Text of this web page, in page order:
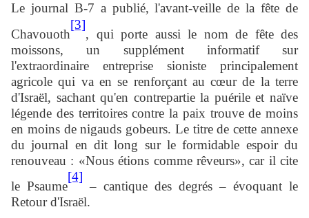
Le journal B-7 a publié, l'avant-veille de la fête de
Chavouoth
[3]
, qui porte aussi le nom de fête des
moissons, un supplément informatif sur
l'extraordinaire entreprise sioniste principalement
agricole qui va en se renforçant au cœur de la terre
d'Israël, sachant qu'en contrepartie la puérile et naïve
légende des territoires contre la paix trouve de moins
en moins de nigauds gobeurs. Le titre de cette annexe
du journal en dit long sur le formidable espoir du
renouveau : «Nous étions comme rêveurs», car il cite
le Psaume
[4]
– cantique des degrés – évoquant le
Retour d'Israël.